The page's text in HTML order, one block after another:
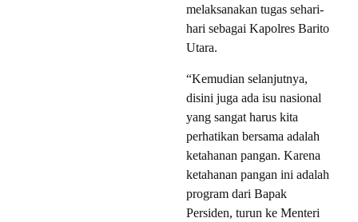
melaksanakan tugas sehari-
hari sebagai Kapolres Barito
Utara.
“Kemudian selanjutnya,
disini juga ada isu nasional
yang sangat harus kita
perhatikan bersama adalah
ketahanan pangan. Karena
ketahanan pangan ini adalah
program dari Bapak
Persiden, turun ke Menteri